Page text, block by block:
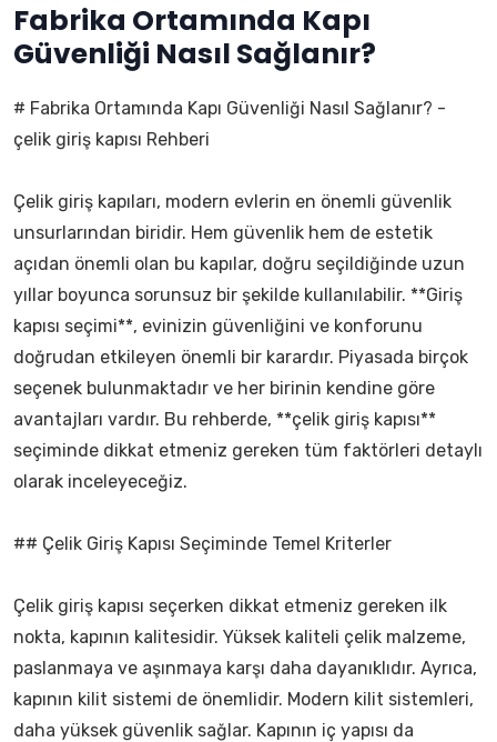
Fabrika Ortamında Kapı
Güvenliği Nasıl Sağlanır?
# Fabrika Ortamında Kapı Güvenliği Nasıl Sağlanır? -
çelik giriş kapısı Rehberi
Çelik giriş kapıları, modern evlerin en önemli güvenlik
unsurlarından biridir. Hem güvenlik hem de estetik
açıdan önemli olan bu kapılar, doğru seçildiğinde uzun
yıllar boyunca sorunsuz bir şekilde kullanılabilir. **Giriş
kapısı seçimi**, evinizin güvenliğini ve konforunu
doğrudan etkileyen önemli bir karardır. Piyasada birçok
seçenek bulunmaktadır ve her birinin kendine göre
avantajları vardır. Bu rehberde, **çelik giriş kapısı**
seçiminde dikkat etmeniz gereken tüm faktörleri detaylı
olarak inceleyeceğiz.
## Çelik Giriş Kapısı Seçiminde Temel Kriterler
Çelik giriş kapısı seçerken dikkat etmeniz gereken ilk
nokta, kapının kalitesidir. Yüksek kaliteli çelik malzeme,
paslanmaya ve aşınmaya karşı daha dayanıklıdır. Ayrıca,
kapının kilit sistemi de önemlidir. Modern kilit sistemleri,
daha yüksek güvenlik sağlar. Kapının iç yapısı da